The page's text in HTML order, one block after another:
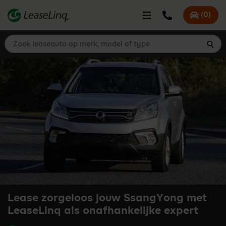
Bel LeaseLinq
Mijn
(0)
Zoek leaseauto op merk, model of type
Lease zorgeloos jouw SsangYong met
LeaseLinq als onafhankelijke expert